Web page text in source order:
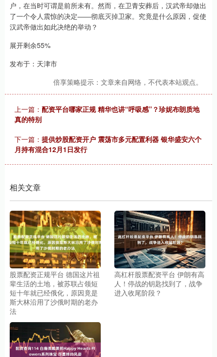
户，在当时可谓是前所未有。然而，在卫青安葬后，汉武帝却做出
了一个令人震惊的决定——彻底灭掉卫家。究竟是什么原因，促使
汉武帝做出如此决绝的举动？
展开剩余55%
发布于：天津市
倍享策略提示：文章来自网络，不代表本站观点。
上一篇： 配资平台哪家正规 精华也讲“呼吸感”？珍妮布朗质地
真的特别
下一篇： 提供炒股配资开户 震荡市多元配置利器 银华盛安六个
月持有混合12月1日发行
相关文章
股票配资正规平台 德国这片祖
辈生活的土地，被苏联占领短
短十年就已经俄化，原因竟是
斯大林沿用了沙俄时期的老办
法
高杠杆股票配资平台 伊朗有高
人！停战的钥匙找到了，战争
进入收尾阶段？